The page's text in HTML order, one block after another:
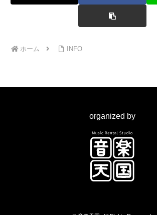
ホーム INFO
organized by